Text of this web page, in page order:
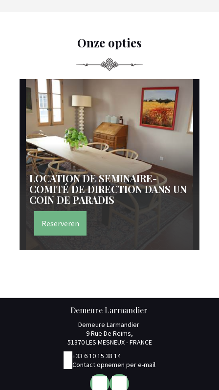
Onze opties
LOCATION DE SEMINAIRE-
COMITÉ DE DIRECTION DANS UN
COIN DE PARADIS
Reserveren
Demeure Larmandier
Demeure Larmandier
9 Rue De Reims,
51370 LES MESNEUX - FRANCE
+33 6 10 15 38 14
Contact opnemen per e-mail